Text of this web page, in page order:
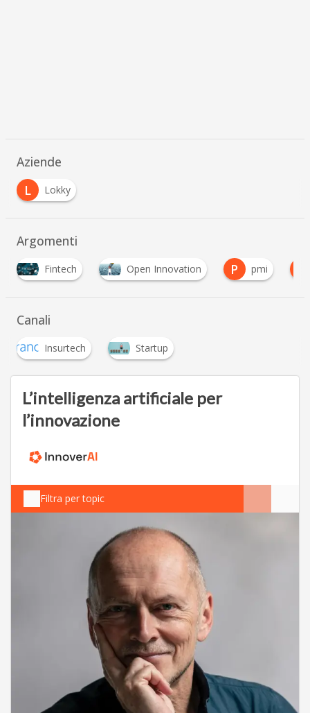
Aziende
L
Lokky
Argomenti
Open Innovation P pmi
Startup
Canali
Insurtech Startup
L’intelligenza artificiale per
l’innovazione
Filtra per topic